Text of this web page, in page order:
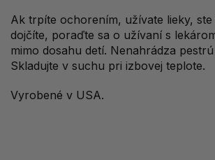
Ak trpíte ochorením, užívate lieky,
dojčíte, poraďte sa o užívaní s
mimo dosahu detí. Nenahrádza
Skladujte v suchu pri izbovej teplote.
Vyrobené v USA.